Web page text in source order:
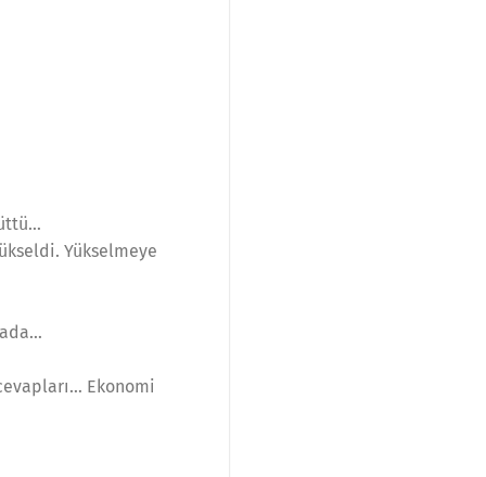
Yükselmeye
Ekonomi